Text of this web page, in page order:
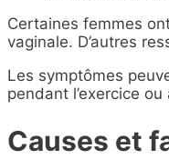
Certaines femmes
vaginale. D’autres
Les symptômes
pendant l’exercice
Causes et